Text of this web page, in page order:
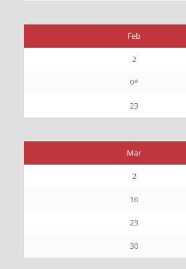
Feb
2
9*
23
Mar
2
16
23
30